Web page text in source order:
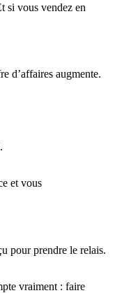
si vous vendez en
d’affaires augmente.
et vous
pour prendre le relais.
vraiment : faire